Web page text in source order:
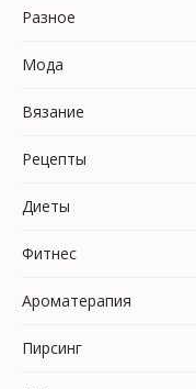
Разное
Мода
Вязание
Рецепты
Диеты
Фитнес
Ароматерапия
Пирсинг